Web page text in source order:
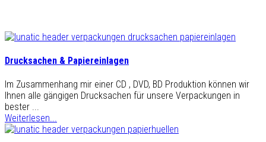
Drucksachen & Papiereinlagen
Im Zusammenhang mir einer CD , DVD, BD Produktion können wir
Ihnen alle gängigen Drucksachen für unsere Verpackungen in
bester ...
Weiterlesen...